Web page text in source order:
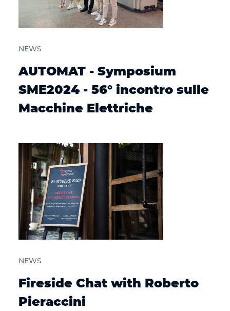
NEWS
AUTOMAT - Symposium
SME2024 - 56° incontro sulle
Macchine Elettriche
NEWS
Fireside Chat with Roberto
Pieraccini